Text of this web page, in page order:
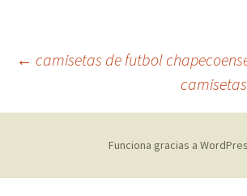
Navegación
de
entradas
← camisetas de futbol
Funciona gracias a